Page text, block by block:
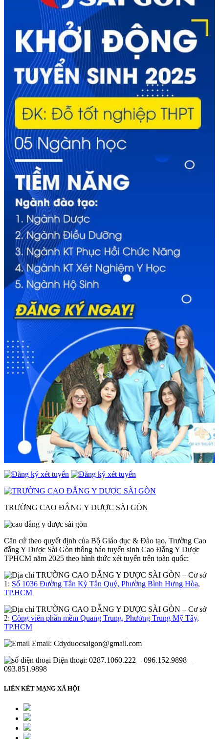
TRƯỜNG CAO ĐẲNG Y DƯỢC SÀI GÒN
Căn cứ theo quyết định của Bộ Giáo dục & Đào tạo, Trường Cao
đẳng Y Dược Sài Gòn thông báo tuyển sinh Cao Đẳng Y Dược
TPHCM năm 2025 theo hình thức xét tuyển trên toàn quốc:
– Cơ sở
1: Số 1036 Đường Tân Kỳ Tân Quý, Phường Bình Hưng Hòa,
TP.HCM
– Cơ sở
2: Công viên phần mềm Quang Trung, Phường Trung Mỹ Tây,
TP.HCM
Email: Cdyduocsaigon@gmail.com
Điện thoại: 0287.1060.222 – 096.152.9898 –
093.851.9898
LIÊN KẾT MẠNG XÃ HỘI